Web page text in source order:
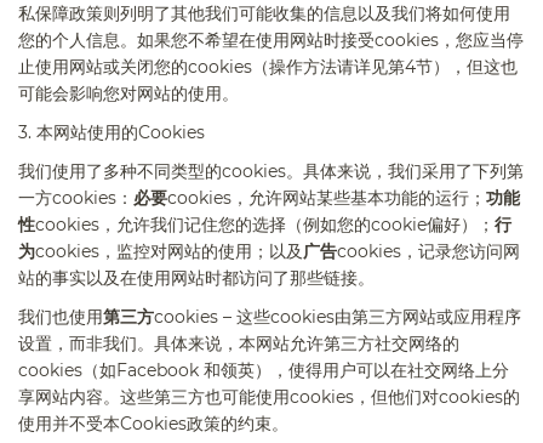
私保障政策则列明了其他我们可能收集的信息以及我们将如何使用
您的个人信息。如果您不希望在使用网站时接受cookies ，您应当停
止使用网站或关闭您的cookies （操作方法请详见第4节），但这也
可能会影响您对网站的使用。
3. 本网站使用的Cookies
我们使用了多种不同类型的cookies。具体来说，我们采用了下列第
一方cookies ： 必要cookies ，允许网站某些基本功能的运行； 功能
性cookies ，允许我们记住您的选择（例如您的cookie偏好）； 行
为cookies ，监控对网站的使用；以及广告cookies ，记录您访问网
站的事实以及在使用网站时都访问了那些链接。
我们也使用第三方cookies – 这些cookies由第三方网站或应用程序
设置，而非我们。具体来说，本网站允许第三方社交网络的
cookies （如Facebook 和领英），使得用户可以在社交网络上分
享网站内容。这些第三方也可能使用cookies ，但他们对cookies的
使用并不受本Cookies政策的约束。